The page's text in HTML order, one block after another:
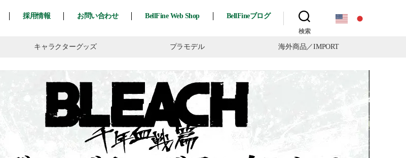
採用情報 お問い合わせ BellFine Web Shop BellFineブログ
検索
キャラクターグッズ プラモデル 海外商品／IMPORT